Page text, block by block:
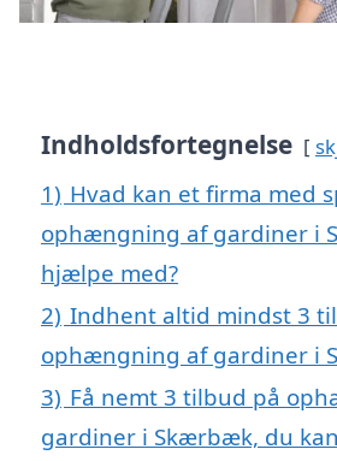
Indholdsfortegnelse
1) Hvad kan et firma med
ophængning af gardiner i
hjælpe med?
2) Indhent altid mindst 3
ophængning af gardiner i
3) Få nemt 3 tilbud på
gardiner i Skærbæk, du